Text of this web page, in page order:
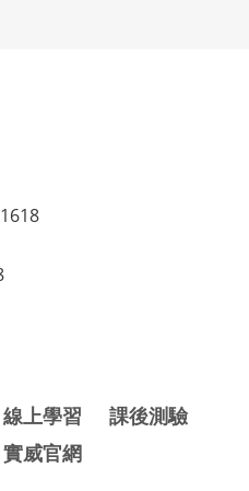
線上學習
課後測驗
實威官網